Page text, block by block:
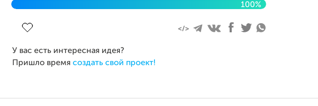
100%
У вас есть интересная идея?
Пришло время создать свой проект!